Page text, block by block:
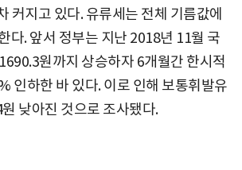
커지고 있다. 유류세는 전체 기름값에
다. 앞서 정부는 지난 2018년 11월 국
원까지 상승하자 6개월간 한시적
인하한 바 있다. 이로 인해 보통휘발유
낮아진 것으로 조사됐다.